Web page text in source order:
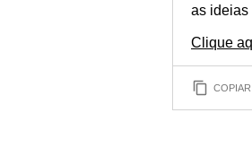
as ideias
Clique
COPIAR